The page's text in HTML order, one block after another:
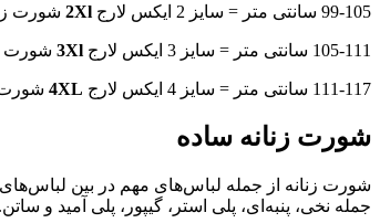
99-105 سانتی متر = سایز 2 ایکس لارج 2Xl شورت
105-111 سانتی متر = سایز 3 ایکس لارج 3Xl شورت
111-117 سانتی متر = سایز 4 ایکس لارج 4XL شورت
شورت‌ زنانه ساده
شورت زنانه از جمله لباس‌های مهم در بین لباس‌های
جمله نخی، پنبه‌ای، پلی استر، گیپور، پلی آمید و